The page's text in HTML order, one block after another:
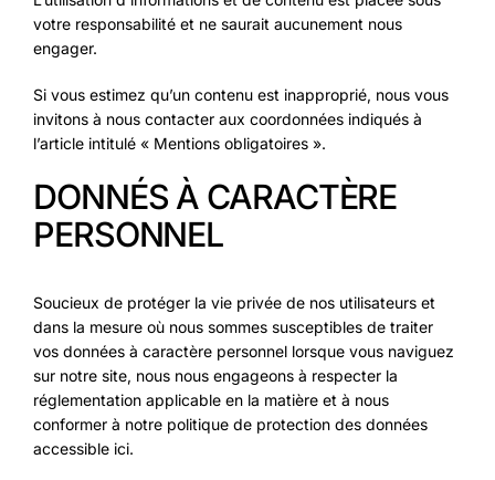
votre responsabilité et ne saurait aucunement nous
engager.
Si vous estimez qu’un contenu est inapproprié, nous vous
invitons à nous contacter aux coordonnées indiqués à
l’article intitulé « Mentions obligatoires ».
DONNÉS À CARACTÈRE
PERSONNEL
Soucieux de protéger la vie privée de nos utilisateurs et
dans la mesure où nous sommes susceptibles de traiter
vos données à caractère personnel lorsque vous naviguez
sur notre site, nous nous engageons à respecter la
réglementation applicable en la matière et à nous
conformer à notre politique de protection des données
accessible ici.